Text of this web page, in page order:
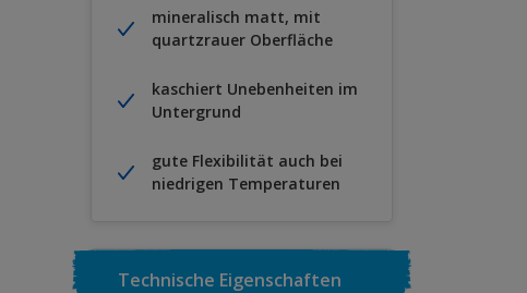
mineralisch matt, mit
quartzrauer Oberfläche
kaschiert Unebenheiten im
Untergrund
gute Flexibilität auch bei
niedrigen Temperaturen
Technische Eigenschaften